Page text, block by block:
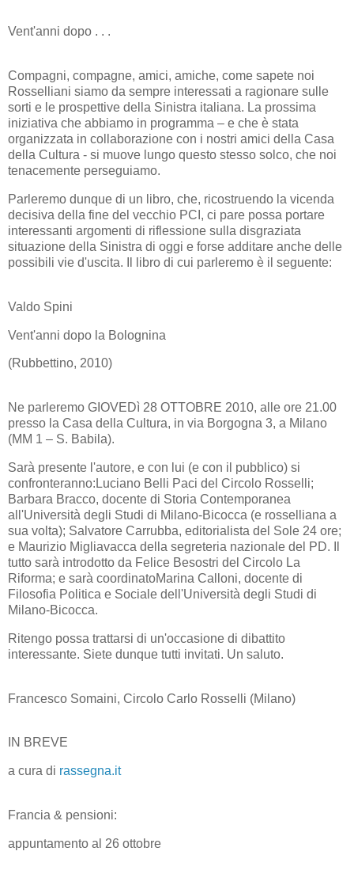
Vent'anni dopo . . .
Compagni, compagne, amici, amiche, come sapete noi
Rosselliani siamo da sempre interessati a ragionare sulle
sorti e le prospettive della Sinistra italiana. La prossima
iniziativa che abbiamo in programma – e che è stata
organizzata in collaborazione con i nostri amici della Casa
della Cultura - si muove lungo questo stesso solco, che noi
tenacemente perseguiamo.
Parleremo dunque di un libro, che, ricostruendo la vicenda
decisiva della fine del vecchio PCI, ci pare possa portare
interessanti argomenti di riflessione sulla disgraziata
situazione della Sinistra di oggi e forse additare anche delle
possibili vie d'uscita. Il libro di cui parleremo è il seguente:
Valdo Spini
Vent'anni dopo la Bolognina
(Rubbettino, 2010)
Ne parleremo GIOVEDì 28 OTTOBRE 2010, alle ore 21.00
presso la Casa della Cultura, in via Borgogna 3, a Milano
(MM 1 – S. Babila).
Sarà presente l'autore, e con lui (e con il pubblico) si
confronteranno:Luciano Belli Paci del Circolo Rosselli;
Barbara Bracco, docente di Storia Contemporanea
all'Università degli Studi di Milano-Bicocca (e rosselliana a
sua volta); Salvatore Carrubba, editorialista del Sole 24 ore;
e Maurizio Migliavacca della segreteria nazionale del PD. Il
tutto sarà introdotto da Felice Besostri del Circolo La
Riforma; e sarà coordinatoMarina Calloni, docente di
Filosofia Politica e Sociale dell'Università degli Studi di
Milano-Bicocca.
Ritengo possa trattarsi di un'occasione di dibattito
interessante. Siete dunque tutti invitati. Un saluto.
Francesco Somaini, Circolo Carlo Rosselli (Milano)
IN BREVE
a cura di rassegna.it
Francia & pensioni:
appuntamento al 26 ottobre